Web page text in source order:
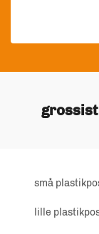
små
lille